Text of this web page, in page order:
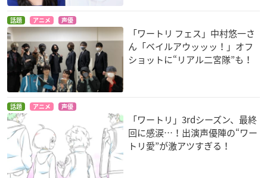
映画プリキュア ドリ
ームスターズ！
立神あおい／キュア
ジェラート
モンスターストライ
まりの場所へ
神倶土春馬
シンドバッド 魔法の
ランプと動く島
シンドバッド
シンドバッド 空とぶ
姫と秘密の島
シンドバッド
日本沈没2020
話題 アニメ 声優
「ワートリ フェス」中村悠一さ
ん「ベイルアウッッッ！」オフ
ショットに“リアル二宮隊”も！
話題 アニメ 声優
「ワートリ」3rdシーズン、最終
回に感涙…！出演声優陣の“ワー
トリ愛”が激アツすぎる！